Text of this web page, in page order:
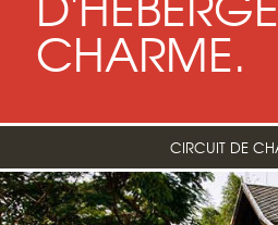
CHARME.
CIRCUIT DE